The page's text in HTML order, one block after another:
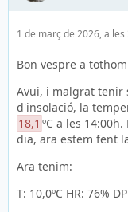
1 de març de 2026, a les
Bon vespre a tothom
Avui, i malgrat tenir
d'insolació, la
18,1 ºC a les
dia, ara estem fent
Ara tenim:
T: 10,0ºC HR: 76%